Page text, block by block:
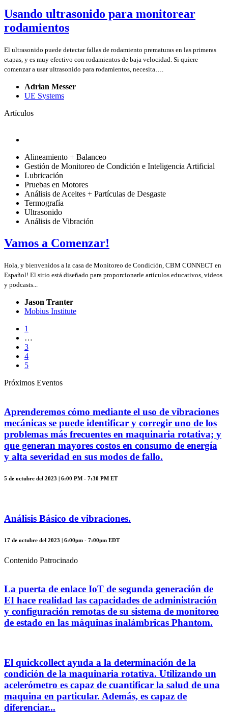
Usando ultrasonido para monitorear
rodamientos
El ultrasonido puede detectar fallas de rodamiento prematuras en las primeras
etapas, y es muy efectivo con rodamientos de baja velocidad. Si quiere
comenzar a usar ultrasonido para rodamientos, necesita….
Adrian Messer
UE Systems
Artículos
Alineamiento + Balanceo
Gestión de Monitoreo de Condición e Inteligencia Artificial
Lubricación
Pruebas en Motores
Análisis de Aceites + Partículas de Desgaste
Termografía
Ultrasonido
Análisis de Vibración
Vamos a Comenzar!
Hola, y bienvenidos a la casa de Monitoreo de Condición, CBM CONNECT en
Español! El sitio está diseñado para proporcionarle artículos educativos, videos
y podcasts...
Jason Tranter
Mobius Institute
1
…
3
4
5
Próximos Eventos
Aprenderemos cómo mediante el uso de vibraciones
mecánicas se puede identificar y corregir uno de los
problemas más frecuentes en maquinaria rotativa; y
que generan mayores costos en consumo de energía
y alta severidad en sus modos de fallo.
5 de octubre del 2023 | 6:00 PM - 7:30 PM ET
Análisis Básico de vibraciones.
17 de octubre del 2023 | 6:00pm - 7:00pm EDT
Contenido Patrocinado
La puerta de enlace IoT de segunda generación de
EI hace realidad las capacidades de administración
y configuración remotas de su sistema de monitoreo
de estado en las máquinas inalámbricas Phantom.
El quickcollect ayuda a la determinación de la
condición de la maquinaria rotativa. Utilizando un
acelerómetro es capaz de cuantificar la salud de una
maquina en particular. Además, es capaz de
diferenciar...